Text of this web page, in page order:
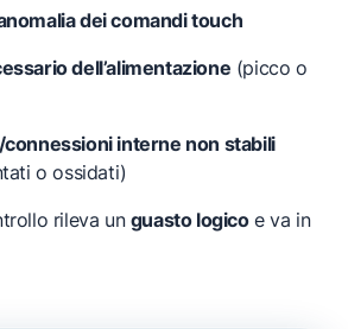
dei comandi touch
dell’alimentazione (picco o
interne non stabili
o ossidati)
rileva un guasto logicoe va in